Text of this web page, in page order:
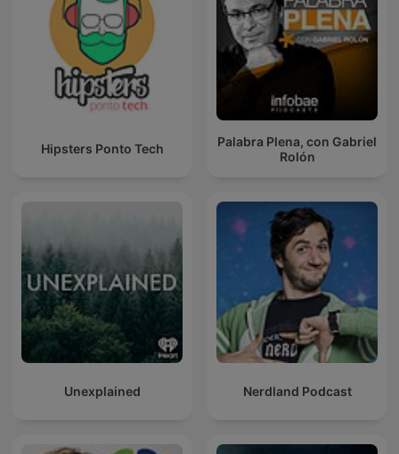
Hipsters Ponto Tech
Palabra Plena, con Gabriel
Rolón
Unexplained Nerdland Podcast